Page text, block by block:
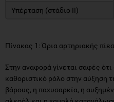
Υπέρταση (στάδιο ΙΙ)
Πίνακας 1: Όρια αρτηριακής
Στην αναφορά γίνεται σαφές
καθοριστικό ρόλο στην αύξηση
βάρους, η παχυσαρκία, η